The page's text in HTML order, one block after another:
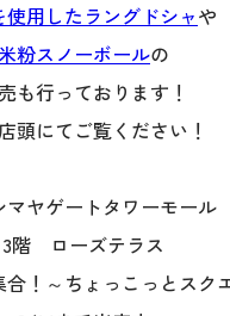
使用したラングドシャや
粉スノーボールの
も行っております！
頭にてご覧ください！
マヤゲートタワーモール
3階 ローズテラス
合！～ちょっこっとスク